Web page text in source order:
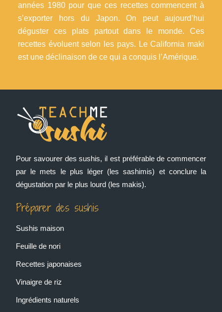
années 1980 pour que ces recettes commencent à
s’exporter hors du Japon. On peut aujourd’hui
déguster ces plats partout dans le monde. Ces
recettes évoluent selon les pays. Le California maki
est une déclinaison de ce qui a conquis l’Amérique.
Pour savourer des sushis, il est préférable de commencer
par le mets le plus léger (les sashimis) et conclure la
dégustation par le plus lourd (les makis).
Préparer des sushis
Sushis maison
Feuille de nori
Recettes japonaises
Vinaigre de riz
Ingrédients naturels